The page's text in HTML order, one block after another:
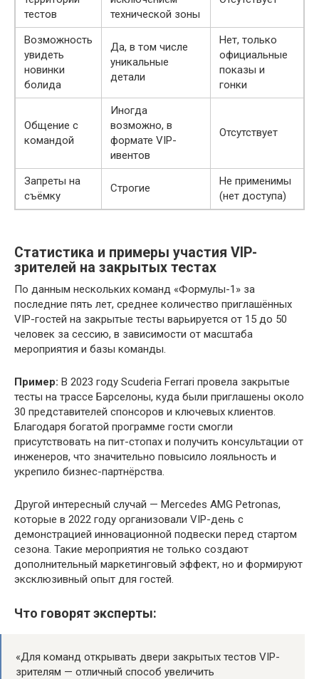
тестов
технической зоны
Возможность
увидеть
новинки
болида
Да, в том числе
уникальные
детали
Нет, только
официальные
показы и
гонки
Общение с
командой
Иногда
возможно, в
формате VIP-
ивентов
Отсутствует
Запреты на
съёмку
Строгие
Не применимы
(нет доступа)
Статистика и примеры участия VIP-
зрителей на закрытых тестах
По данным нескольких команд «Формулы-1» за
последние пять лет, среднее количество приглашённых
VIP-гостей на закрытые тесты варьируется от 15 до 50
человек за сессию, в зависимости от масштаба
мероприятия и базы команды.
Пример: В 2023 году Scuderia Ferrari провела закрытые
тесты на трассе Барселоны, куда были приглашены около
30 представителей спонсоров и ключевых клиентов.
Благодаря богатой программе гости смогли
присутствовать на пит-стопах и получить консультации от
инженеров, что значительно повысило лояльность и
укрепило бизнес-партнёрства.
Другой интересный случай — Mercedes AMG Petronas,
которые в 2022 году организовали VIP-день с
демонстрацией инновационной подвески перед стартом
сезона. Такие мероприятия не только создают
дополнительный маркетинговый эффект, но и формируют
эксклюзивный опыт для гостей.
Что говорят эксперты:
«Для команд открывать двери закрытых тестов VIP-
зрителям — отличный способ увеличить